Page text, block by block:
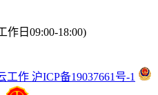
作日09:00-18:00)
工作 沪ICP备19037661号-1